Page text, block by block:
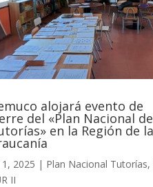
alojará evento de
del «Plan Nacional de
en la Región de la
1, 2025 | Plan Nacional Tutorías,
II